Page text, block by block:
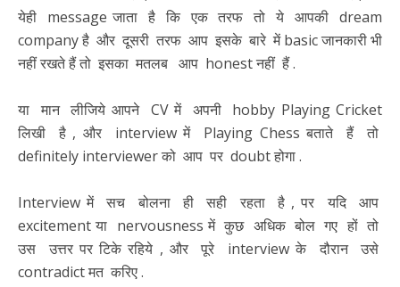
येही message जाता है कि एक तरफ तो ये आपकी dream
company है और दूसरी तरफ आप इसके बारे में basic जानकारी भी
नहीं रखते हैं तो इसका मतलब आप honest नहीं हैं .
या मान लीजिये आपने CV में अपनी hobby Playing Cricket
लिखी है , और interview में Playing Chess बताते हैं तो
definitely interviewer को आप पर doubt होगा .
Interview में सच बोलना ही सही रहता है , पर यदि आप
excitement या nervousness में कुछ अधिक बोल गए हों तो
उस उत्तर पर टिके रहिये , और पूरे interview के दौरान उसे
contradict मत करिए .